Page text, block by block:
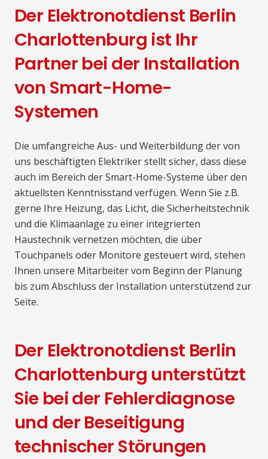
Der Elektronotdienst Berlin
Charlottenburg ist Ihr
Partner bei der Installation
von Smart-Home-
Systemen
Die umfangreiche Aus- und Weiterbildung der von
uns beschäftigten Elektriker stellt sicher, dass diese
auch im Bereich der Smart-Home-Systeme über den
aktuellsten Kenntnisstand verfügen. Wenn Sie z.B.
gerne Ihre Heizung, das Licht, die Sicherheitstechnik
und die Klimaanlage zu einer integrierten
Haustechnik vernetzen möchten, die über
Touchpanels oder Monitore gesteuert wird, stehen
Ihnen unsere Mitarbeiter vom Beginn der Planung
bis zum Abschluss der Installation unterstützend zur
Seite.
Der Elektronotdienst Berlin
Charlottenburg unterstützt
Sie bei der Fehlerdiagnose
und der Beseitigung
technischer Störungen